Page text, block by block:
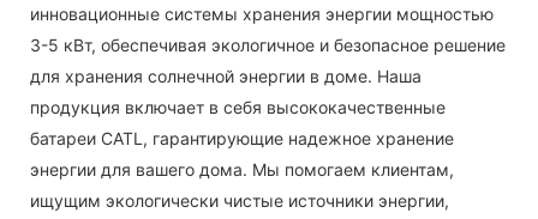
инновационные системы хранения энергии мощностью
3-5 кВт, обеспечивая экологичное и безопасное решение
для хранения солнечной энергии в доме. Наша
продукция включает в себя высококачественные
батареи CATL, гарантирующие надежное хранение
энергии для вашего дома. Мы помогаем клиентам,
ищущим экологически чистые источники энергии,